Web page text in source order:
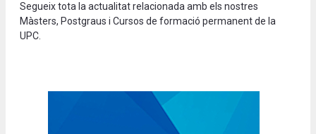
Segueix tota la actualitat relacionada amb els nostres
Màsters, Postgraus i Cursos de formació permanent de la
UPC.